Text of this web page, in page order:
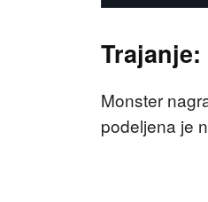
Trajanje:
Monster
podeljena je